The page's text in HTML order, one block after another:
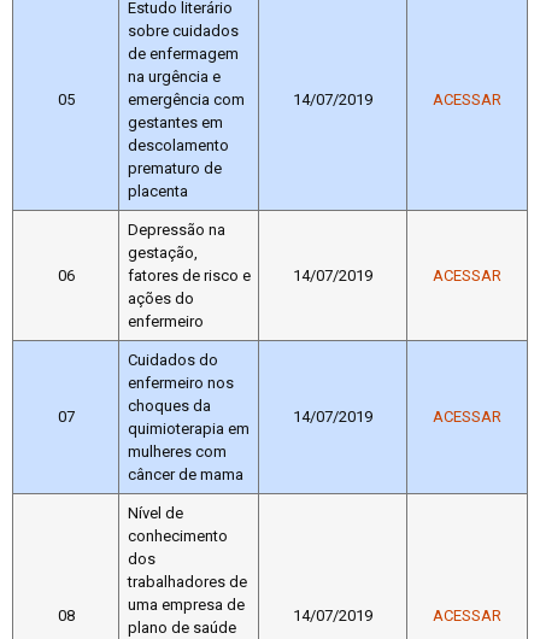
05
Estudo literário
sobre cuidados
de enfermagem
na urgência e
emergência com
gestantes em
descolamento
prematuro de
placenta
14/07/2019 ACESSAR
06
Depressão na
gestação,
fatores de risco e
ações do
enfermeiro
14/07/2019 ACESSAR
07
Cuidados do
enfermeiro nos
choques da
quimioterapia em
mulheres com
câncer de mama
14/07/2019 ACESSAR
08
Nível de
conhecimento
dos
trabalhadores de
uma empresa de
plano de saúde
14/07/2019 ACESSAR